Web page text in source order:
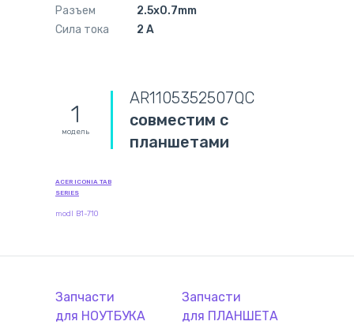
Разъем
2.5x0.7mm
Сила тока
2 A
1
модель
AR1105352507QC
совместим с
планшетами
ACER ICONIA TAB
SERIES
modl B1-710
Запчасти
для НОУТБУКА
Запчасти
для ПЛАНШЕТА